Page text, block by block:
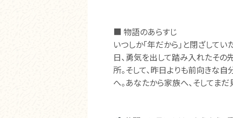
■ 物語のあらすじ
いつしか「年だから」と閉ざして
日、勇気を出して踏み入れたその
所。そして、昨日よりも前向きな
へ。あなたから家族へ、そしてまだ